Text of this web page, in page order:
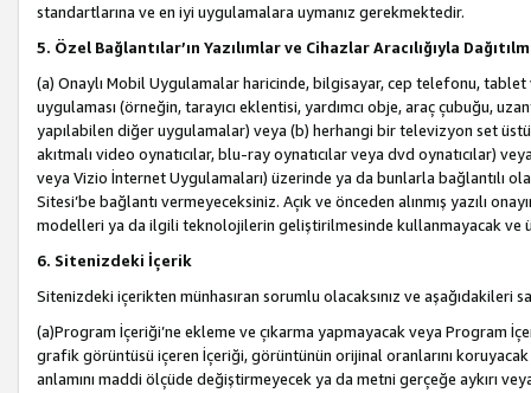
standartlarına ve en iyi uygulamalara uymanız gerekmektedir.
5. Özel Bağlantılar’ın Yazılımlar ve Cihazlar Aracılığıyla
(a) Onaylı Mobil Uygulamalar haricinde, bilgisayar, cep telefonu,
uygulaması (örneğin, tarayıcı eklentisi, yardımcı obje, araç çubuğu,
yapılabilen diğer uygulamalar) veya (b) herhangi bir televizyon set
akıtmalı video oynatıcılar, blu-ray oynatıcılar veya dvd oynatıcılar)
veya Vizio İnternet Uygulamaları) üzerinde ya da bunlarla bağlantılı
Sitesi’be bağlantı vermeyeceksiniz. Açık ve önceden alınmış yazılı
modelleri ya da ilgili teknolojilerin geliştirilmesinde kullanmayacak ve
6. Sitenizdeki İçerik
Sitenizdeki içerikten münhasıran sorumlu olacaksınız ve aşağıdakileri
(a)Program İçeriği’ne ekleme ve çıkarma yapmayacak veya Program
grafik görüntüsü içeren İçeriği, görüntünün orijinal oranlarını
anlamını maddi ölçüde değiştirmeyecek ya da metni gerçeğe aykırı